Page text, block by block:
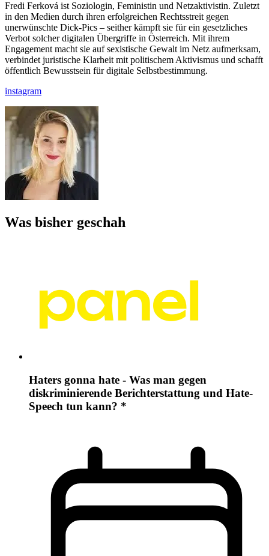
Fredi Ferková ist Soziologin, Feministin und Netzaktivistin. Zuletzt
in den Medien durch ihren erfolgreichen Rechtsstreit gegen
unerwünschte Dick-Pics – seither kämpft sie für ein gesetzliches
Verbot solcher digitalen Übergriffe in Österreich. Mit ihrem
Engagement macht sie auf sexistische Gewalt im Netz aufmerksam,
verbindet juristische Klarheit mit politischem Aktivismus und schafft
öffentlich Bewusstsein für digitale Selbstbestimmung.
instagram
Was bisher geschah
Haters gonna hate - Was man gegen
diskriminierende Berichterstattung und Hate-
Speech tun kann? *